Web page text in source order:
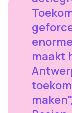
maakt